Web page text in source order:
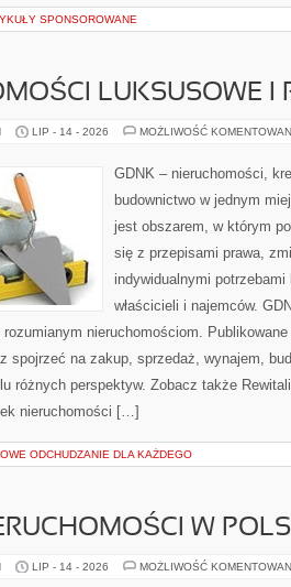
SPONSOROWANE
LUKSUSOWE I
LIP - 14 - 2026 MOŻLIWOŚĆ
GDNK – nieruchomości,
budownictwo w jednym
jest obszarem, w którym
się z przepisami prawa,
indywidualnymi
właścicieli i najemców.
nieruchomościom. Publikowane
spojrzeć na zakup, sprzedaż, wynajem,
różnych perspektyw. Zobacz także
nieruchomości […]
ODCHUDZANIE DLA KAŻDEGO
W
LIP - 14 - 2026 MOŻLIWOŚĆ